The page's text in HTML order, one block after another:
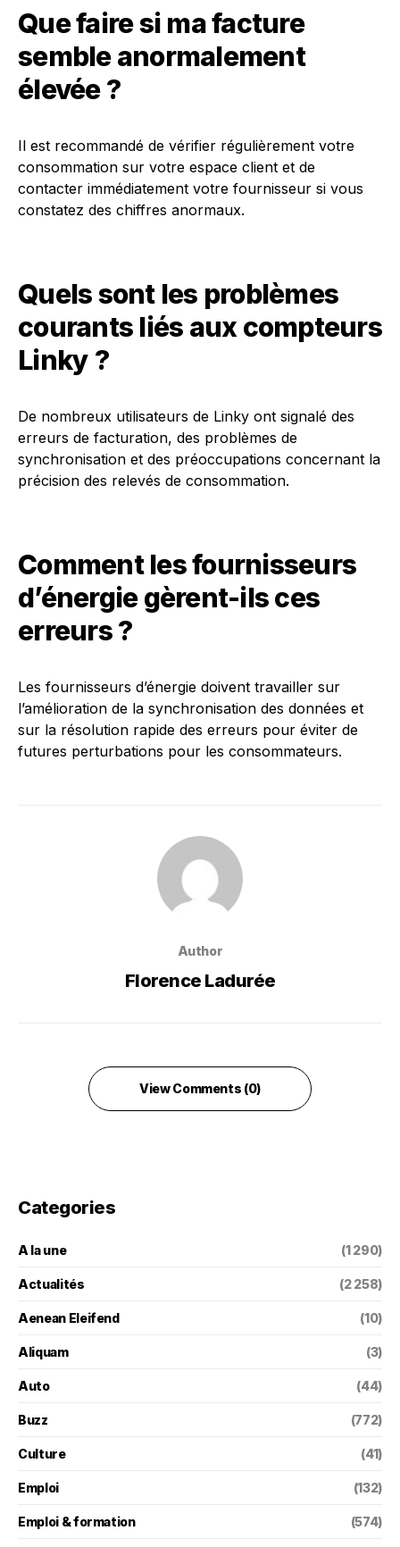
Que faire si ma facture
semble anormalement
élevée ?
Il est recommandé de vérifier régulièrement votre
consommation sur votre espace client et de
contacter immédiatement votre fournisseur si vous
constatez des chiffres anormaux.
Quels sont les problèmes
courants liés aux compteurs
Linky ?
De nombreux utilisateurs de Linky ont signalé des
erreurs de facturation, des problèmes de
synchronisation et des préoccupations concernant la
précision des relevés de consommation.
Comment les fournisseurs
d’énergie gèrent-ils ces
erreurs ?
Les fournisseurs d’énergie doivent travailler sur
l’amélioration de la synchronisation des données et
sur la résolution rapide des erreurs pour éviter de
futures perturbations pour les consommateurs.
Author
Florence Ladurée
View Comments (0)
Categories
A la une (1 290)
Actualités (2 258)
Aenean Eleifend (10)
Aliquam (3)
Auto (44)
Buzz (772)
Culture (41)
Emploi (132)
Emploi & formation (574)